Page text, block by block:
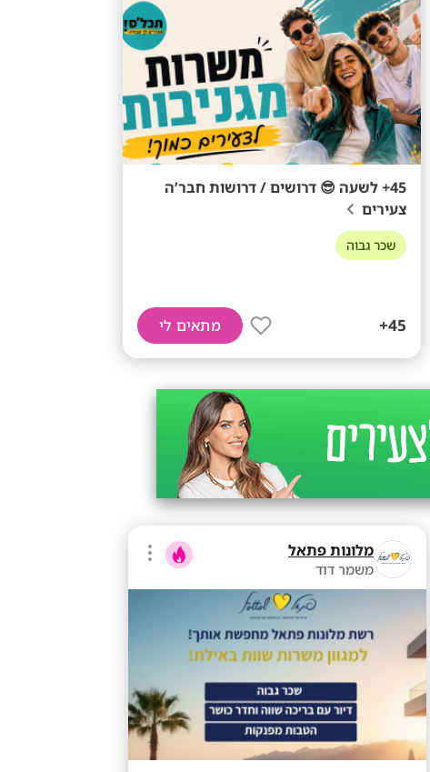
45+ לשעה 😎 דרושים / דרושות חבר’ה
צעירים
שכר גבוה
45+ מתאים לי
מלונות פתאל
משמר דוד